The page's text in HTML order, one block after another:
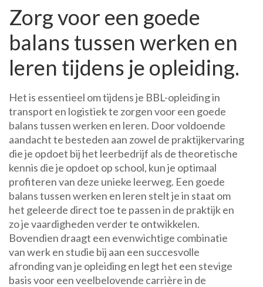
Zorg voor een goede
balans tussen werken en
leren tijdens je opleiding.
Het is essentieel om tijdens je BBL-opleiding in
transport en logistiek te zorgen voor een goede
balans tussen werken en leren. Door voldoende
aandacht te besteden aan zowel de praktijkervaring
die je opdoet bij het leerbedrijf als de theoretische
kennis die je opdoet op school, kun je optimaal
profiteren van deze unieke leerweg. Een goede
balans tussen werken en leren stelt je in staat om
het geleerde direct toe te passen in de praktijk en
zo je vaardigheden verder te ontwikkelen.
Bovendien draagt een evenwichtige combinatie
van werk en studie bij aan een succesvolle
afronding van je opleiding en legt het een stevige
basis voor een veelbelovende carrière in de